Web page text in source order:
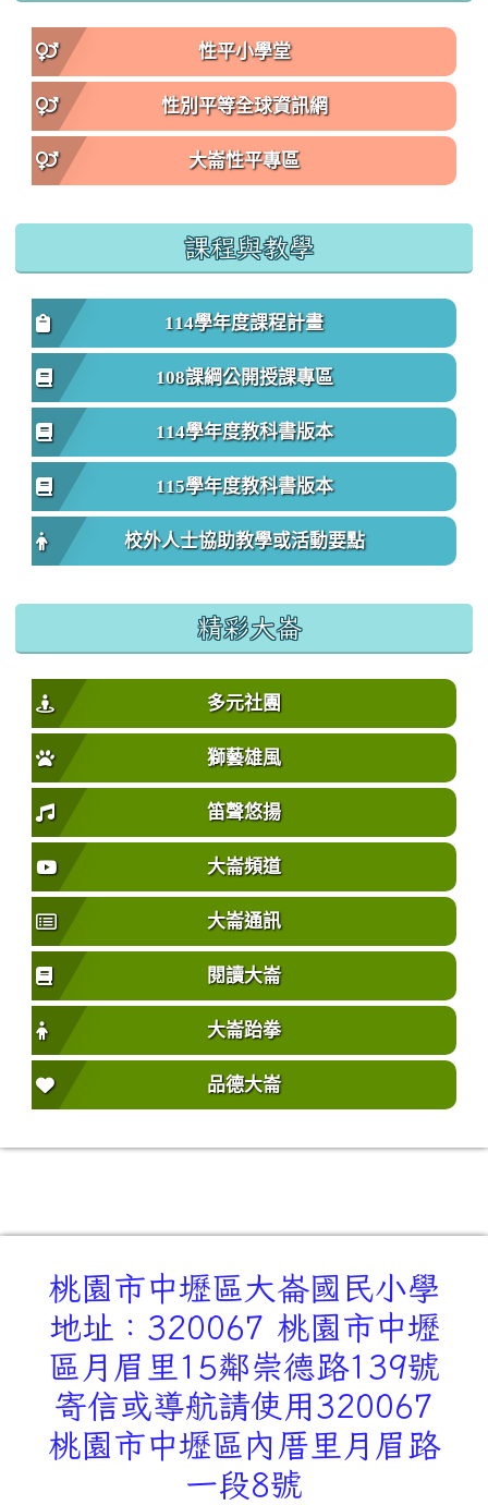
性平小學堂
性別平等全球資訊網
大崙性平專區
課程與教學
114學年度課程計畫
108課綱公開授課專區
114學年度教科書版本
115學年度教科書版本
校外人士協助教學或活動要點
精彩大崙
多元社團
獅藝雄風
笛聲悠揚
大崙頻道
大崙通訊
閱讀大崙
大崙跆拳
品德大崙
桃園市中壢區大崙國民小學
地址：320067 桃園市中壢
區月眉里15鄰崇德路139號
寄信或導航請使用320067
桃園市中壢區內厝里月眉路
一段8號